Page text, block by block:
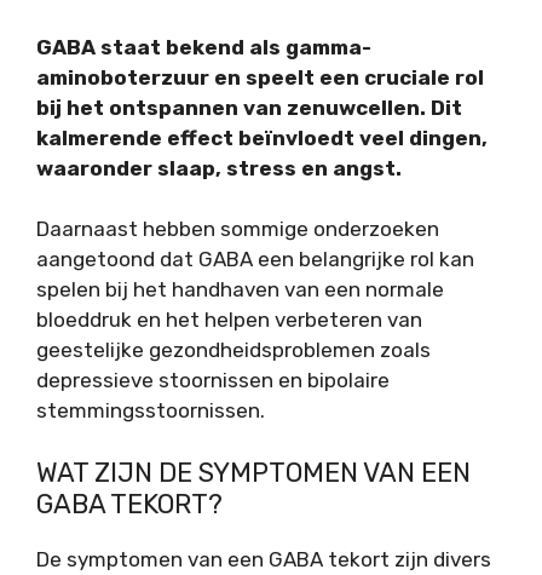
GABA staat bekend als gamma-
aminoboterzuur en speelt een cruciale rol
bij het ontspannen van zenuwcellen. Dit
kalmerende effect beïnvloedt veel dingen,
waaronder slaap, stress en angst.
Daarnaast hebben sommige onderzoeken
aangetoond dat GABA een belangrijke rol kan
spelen bij het handhaven van een normale
bloeddruk en het helpen verbeteren van
geestelijke gezondheidsproblemen zoals
depressieve stoornissen en bipolaire
stemmingsstoornissen.
WAT ZIJN DE SYMPTOMEN VAN EEN
GABA TEKORT?
De symptomen van een GABA tekort zijn divers